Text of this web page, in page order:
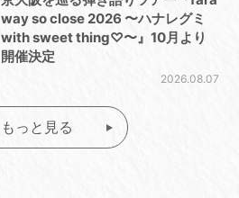
way so close 2026 〜ハナレグミ
with sweet thing♡〜』10月より
開催決定
2026.08.07
もっと見る